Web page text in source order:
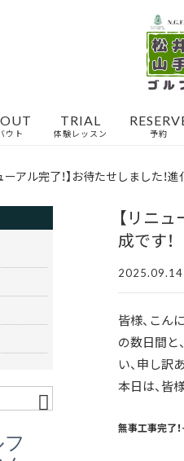
ウト
TRIAL
体験レッスン 予約
ーアル完了！】お待たせしました！
【リニ
成です！
2025.09.14
皆様、こん
の数日間と
い、申し訳
本日は、皆
無事工事完了